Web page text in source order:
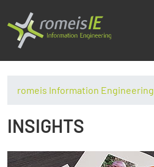
romeis Information Engineering
INSIGHTS